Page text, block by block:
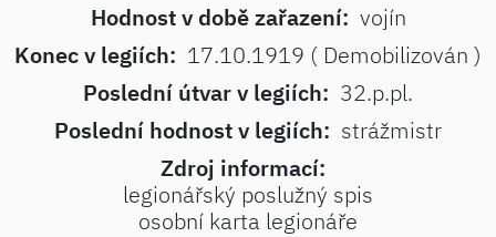
Hodnost v době zařazení: vojín
Konec v legiích: 17.10.1919 ( Demobilizován )
Poslední útvar v legiích: 32.p.pl.
Poslední hodnost v legiích: strážmistr
Zdroj informací:
legionářský poslužný spis
osobní karta legionáře